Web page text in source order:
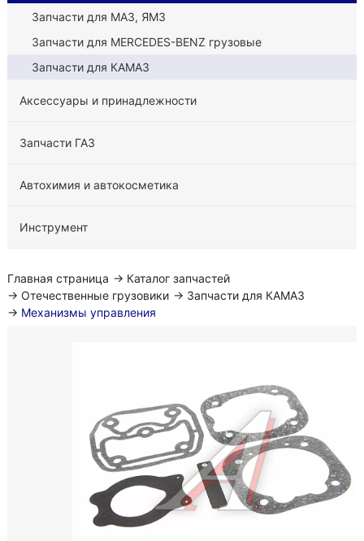
Запчасти для МАЗ, ЯМЗ
Запчасти для MERCEDES-BENZ грузовые
Запчасти для КАМАЗ
Аксессуары и принадлежности
Запчасти ГАЗ
Автохимия и автокосметика
Инструмент
Главная страница → Каталог запчастей
→ Отечественные грузовики → Запчасти для КАМАЗ
→ Механизмы управления